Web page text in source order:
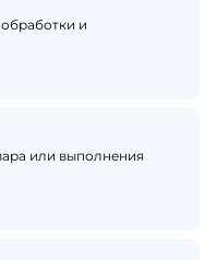
и
или выполнения